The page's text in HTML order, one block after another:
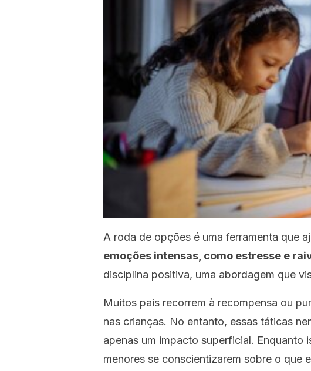
A roda de opções é uma ferramenta que
emoções intensas, como estresse e
disciplina positiva, uma abordagem que
Muitos pais recorrem à recompensa ou
nas crianças. No entanto, essas táticas
apenas um impacto superficial. Enquanto
menores se conscientizarem sobre o que